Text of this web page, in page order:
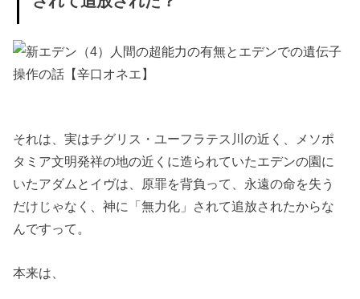
それは、実はチグリス・ユーフラテス川の近く、メソポ
タミア文明発祥の地の近くに造られていたエデンの園に
いたアダムとイヴは、原罪を背負って、永遠の命を失う
だけじゃなく、神に「無力化」されて追放されたからな
んですって。
本来は、